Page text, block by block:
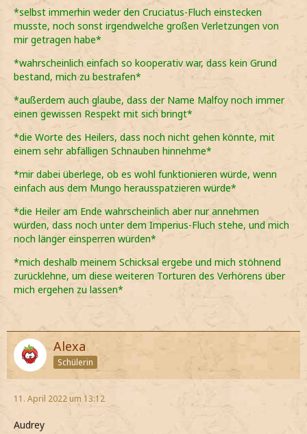
*selbst immerhin weder den Cruciatus-Fluch einstecken
musste, noch sonst irgendwelche großen Verletzungen von
mir getragen habe*
*wahrscheinlich einfach so kooperativ war, dass kein Grund
bestand, mich zu bestrafen*
*außerdem auch glaube, dass der Name Malfoy noch immer
einen gewissen Respekt mit sich bringt*
*die Worte des Heilers, dass noch nicht gehen könnte, mit
einem sehr abfälligen Schnauben hinnehme*
*mir dabei überlege, ob es wohl funktionieren würde, wenn
einfach aus dem Mungo herausspatzieren würde*
*die Heiler am Ende wahrscheinlich aber nur annehmen
würden, dass noch unter dem Imperius-Fluch stehe, und mich
noch länger einsperren würden*
*mich deshalb meinem Schicksal ergebe und mich stöhnend
zurücklehne, um diese weiteren Torturen des Verhörens über
mich ergehen zu lassen*
Alexa
Schülerin
11. April 2022 um 13:12
Audrey